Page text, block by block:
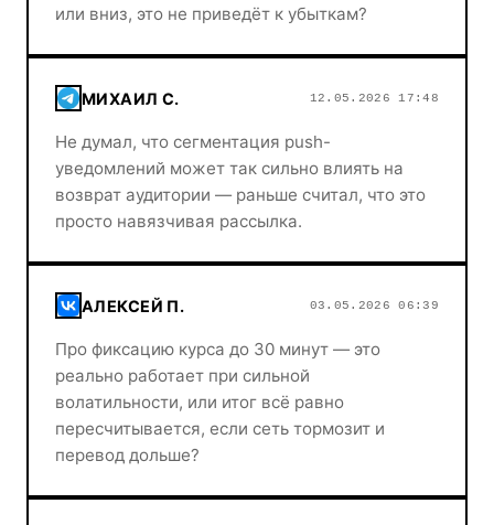
или вниз, это не приведёт к убыткам?
МИХАИЛ С. 12.05.2026 17:48
Не думал, что сегментация push-
уведомлений может так сильно влиять на
возврат аудитории — раньше считал, что это
просто навязчивая рассылка.
АЛЕКСЕЙ П. 03.05.2026 06:39
Про фиксацию курса до 30 минут — это
реально работает при сильной
волатильности, или итог всё равно
пересчитывается, если сеть тормозит и
перевод дольше?